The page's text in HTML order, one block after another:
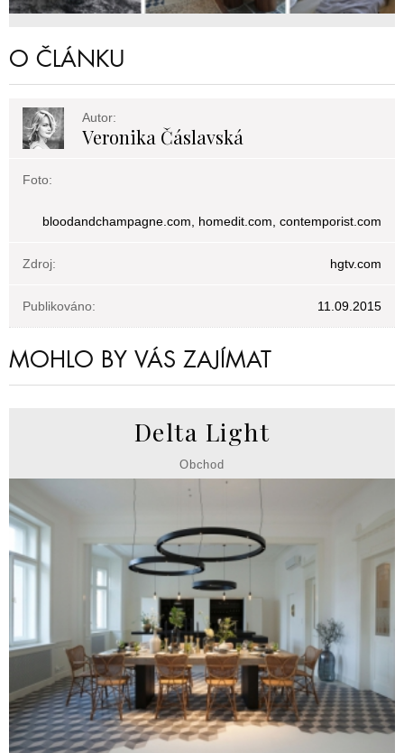
O ČLÁNKU
Autor:
Veronika Čáslavská
Foto:
bloodandchampagne.com, homedit.com, contemporist.com
Zdroj: hgtv.com
Publikováno: 11.09.2015
MOHLO BY VÁS ZAJÍMAT
Delta Light
Obchod